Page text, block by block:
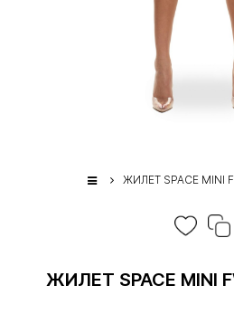
ЖИЛЕТ SPACE MINI
ЖИЛЕТ SPACE MINI